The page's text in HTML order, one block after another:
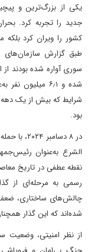
یکی از بزرگ‌ترین و
جدید را تجربه کرد.
کشور را ویران کرد
شده و ۶٫۱
شرایط که بیش از یک دهه
بود.
در ۸
الشرع به‌عنوان
نقطه عطفی در تاریخ
رسمی به مرحله‌ای از
چالش‌های ساختاری، ضعف
شده‌اند که این گذار
از نظر امنیتی، وضعیت